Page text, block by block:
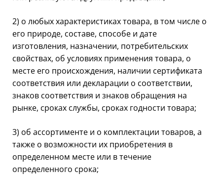
2) о любых характеристиках товара, в том числе о
его природе, составе, способе и дате
изготовления, назначении, потребительских
свойствах, об условиях применения товара, о
месте его происхождения, наличии сертификата
соответствия или декларации о соответствии,
знаков соответствия и знаков обращения на
рынке, сроках службы, сроках годности товара;
3) об ассортименте и о комплектации товаров, а
также о возможности их приобретения в
определенном месте или в течение
определенного срока;